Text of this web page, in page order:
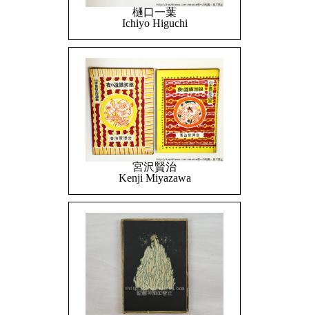
樋口一葉
Ichiyo Higuchi
宮沢賢治
Kenji Miyazawa